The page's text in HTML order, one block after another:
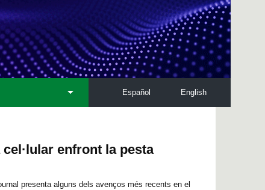
English
Español
enfront la pesta
presenta alguns dels avenços més recents en el